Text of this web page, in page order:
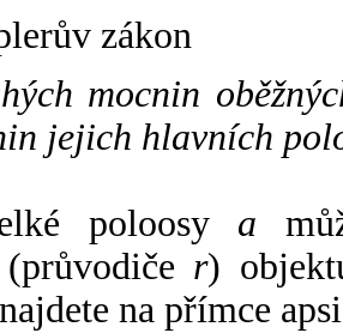
zákon
mocnin
jejich hlavních
poloosy a
r)
na přímce